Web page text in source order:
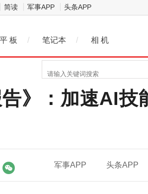
简读 军事APP 头条APP
平 板 / 笔记本 / 相 机
》：加速AI技
军事APP 头条APP